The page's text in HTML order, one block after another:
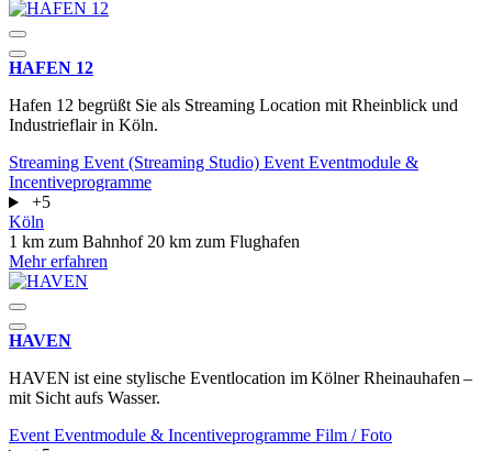
HAFEN 12
Hafen 12 begrüßt Sie als Streaming Location mit Rheinblick und
Industrieflair in Köln.
Streaming Event (Streaming Studio) Event Eventmodule &
Incentiveprogramme
+5
Köln
1 km zum Bahnhof 20 km zum Flughafen
Mehr erfahren
HAVEN
HAVEN ist eine stylische Eventlocation im Kölner Rheinauhafen –
mit Sicht aufs Wasser.
Event Eventmodule & Incentiveprogramme Film / Foto